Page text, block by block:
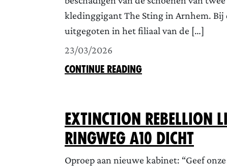
kledinggigant The Sting in Arnhem.
uitgegoten in het filiaal van de […]
23/03/2026
CONTINUE READING
Extinction Rebellion
ringweg A10 dicht
Oproep aan nieuwe kabinet: “Geef